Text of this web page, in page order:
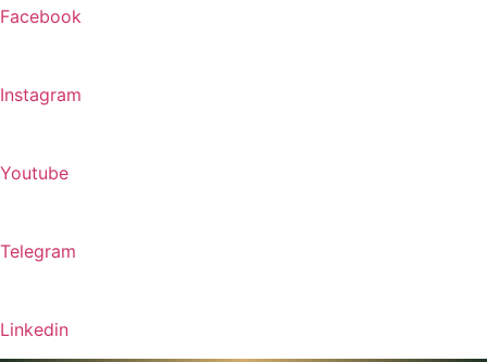
Facebook
Instagram
Youtube
Telegram
Linkedin